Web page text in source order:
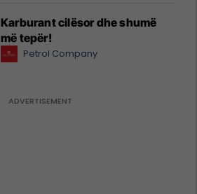
Karburant cilësor dhe shumë
më tepër!
Petrol Company